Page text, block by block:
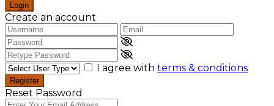
Login
Create an account
I agree with terms & conditions
Register
Reset Password